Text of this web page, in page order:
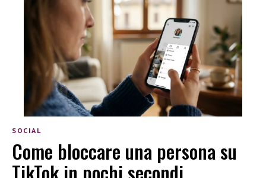
SOCIAL
Come bloccare una persona su
TikTok in pochi secondi